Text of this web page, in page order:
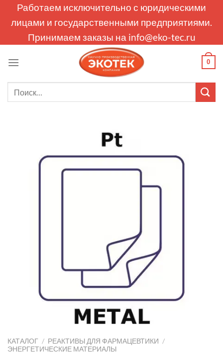
Работаем исключительно с юридическими
лицами и государственными предприятиями.
Принимаем заказы на info@eko-tec.ru
0
КАТАЛОГ / РЕАКТИВЫ ДЛЯ ФАРМАЦЕВТИКИ /
ЭНЕРГЕТИЧЕСКИЕ МАТЕРИАЛЫ